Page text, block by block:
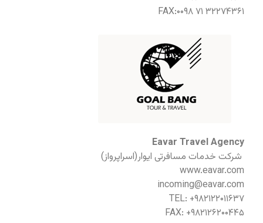
FAX:۰۰۹۸ ۷۱ ۳۲۲۷۴۳۶۱
Eavar Travel Agency
شرکت خدمات مسافرتی ایوار(اسراپرواز)
www.eavar.com
incoming@eavar.com
TEL: +۹۸۲۱۲۲۰۱۱۶۳۷
FAX: +۹۸۲۱۲۶۲۰۰۴۴۵